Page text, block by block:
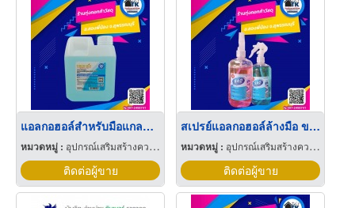
แอลกอฮอล์สำหรับมือแกลลอน 1ลิตร
หมวดหมู่ : อุปกรณ์เสริมสร้างความปลอดภัย
ติดต่อผู้ขาย
สเปรย์แอลกอฮอล์ล้างมือ ขายยกลัง
หมวดหมู่ : อุปกรณ์เสริมสร้างความปลอดภัย
ติดต่อผู้ขาย